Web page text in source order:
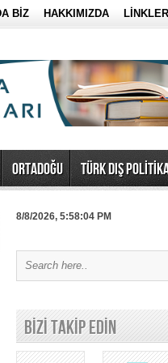
BİZ HAKKIMIZDA LİNKLER
ORTADOĞU TÜRK DIŞ
8/8/2026, 5:58:04 PM
BİZİ TAKİP EDİN